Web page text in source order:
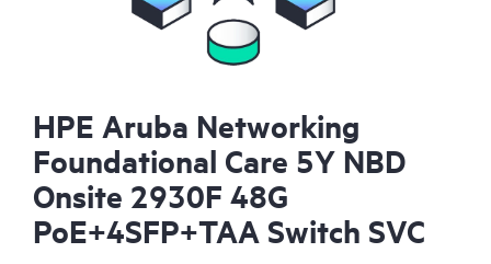
HPE Aruba Networking
Foundational Care 5Y NBD
Onsite 2930F 48G
PoE+4SFP+TAA Switch SVC